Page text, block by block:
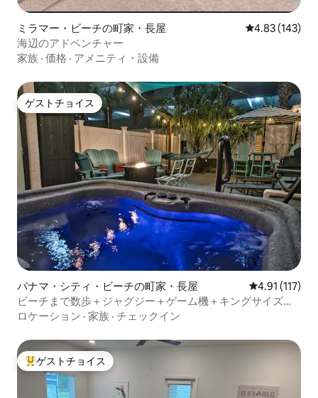
ミラマー・ビーチの町家・長屋 レビュー143
4.83 (143)
海辺のアドベンチャー
家族 · 価格 · アメニティ・設備
ゲストチョイス
ゲストチョイス
パナマ・シティ・ビーチの町家・長屋 レビュー117
4.91 (117)
ビーチまで数歩＋ジャグジー＋ゲーム機＋キングサイズベ
ッド＋焚き火台
ロケーション · 家族 · チェックイン
大好評のゲストチョイスです。
ゲストチョイス